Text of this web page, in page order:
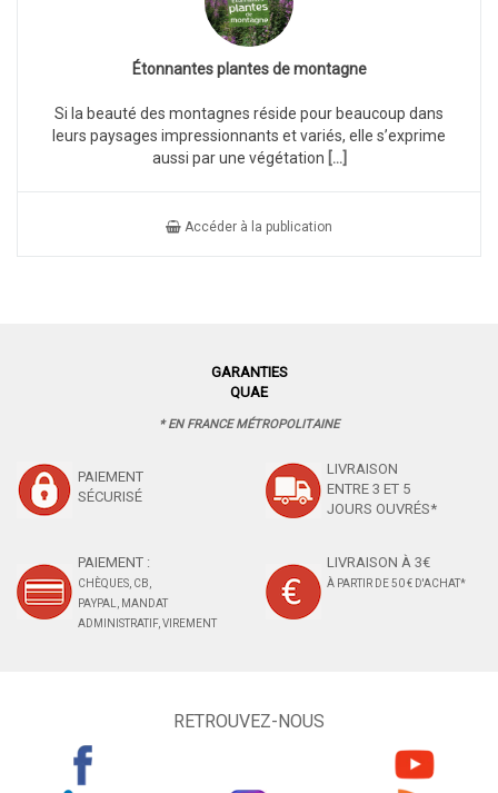
Étonnantes plantes de montagne
Si la beauté des montagnes réside pour beaucoup dans
leurs paysages impressionnants et variés, elle s’exprime
aussi par une végétation [...]
Accéder à la publication
GARANTIES
QUAE
* EN FRANCE MÉTROPOLITAINE
PAIEMENT
SÉCURISÉ
LIVRAISON
ENTRE 3 ET 5
JOURS OUVRÉS*
PAIEMENT :
CHÈQUES, CB,
PAYPAL, MANDAT
ADMINISTRATIF, VIREMENT
LIVRAISON À 3€
À PARTIR DE 50 € D'ACHAT*
RETROUVEZ-NOUS